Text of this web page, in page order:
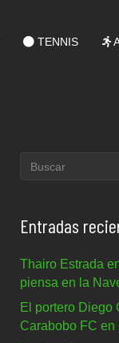
TENNIS
Entradas
Thairo Estrada
piensa en la
El portero Diego
Carabobo FC